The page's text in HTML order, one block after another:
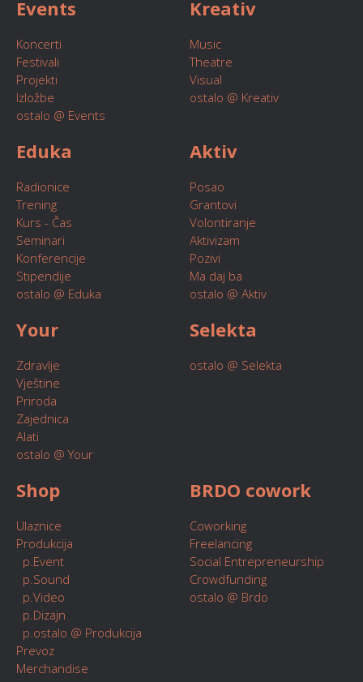
Events
Koncerti
Festivali
Projekti
Izložbe
ostalo @ Events
Kreativ
Music
Theatre
Visual
ostalo @ Kreativ
Eduka
Radionice
Trening
Kurs - Čas
Seminari
Konferencije
Stipendije
ostalo @ Eduka
Aktiv
Posao
Grantovi
Volontiranje
Aktivizam
Pozivi
Ma daj ba
ostalo @ Aktiv
Your
Zdravlje
Vještine
Priroda
Zajednica
Alati
ostalo @ Your
Selekta
ostalo @ Selekta
Shop
Ulaznice
Produkcija
p.Event
p.Sound
p.Video
p.Dizajn
p.ostalo @ Produkcija
Prevoz
Merchandise
BRDO cowork
Coworking
Freelancing
Social Entrepreneurship
Crowdfunding
ostalo @ Brdo